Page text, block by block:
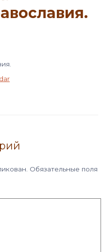
Обязательные поля